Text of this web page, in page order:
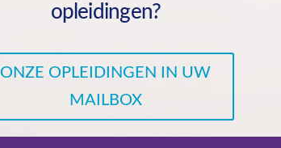
opleidingen?
ONZE OPLEIDINGEN IN UW
MAILBOX